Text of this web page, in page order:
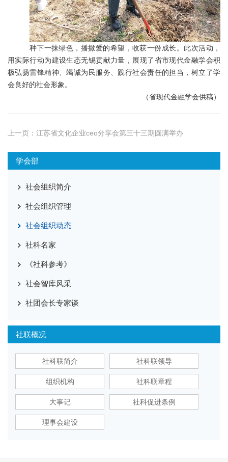
种下一抹绿色，播撒爱的希望，收获一份成长。此次活动，
用实际行动为建设生态无锡贡献力量，展现了省市现代金融学会积
极弘扬雷锋精神、竭诚为民服务、践行社会责任的担当，树立了学
会良好的社会形象。
（省现代金融学会供稿）
上一页： 江苏省文化企业ceo分享会第三十三期圆满举办
学会部
社会组织简介
社会组织管理
社会组织动态
社科名家
《社科参考》
社会智库风采
社团会长专家谈
社联概况
社科联简介 社科联领导
组织机构 社科联章程
大事记 社科促进条例
理事会建设